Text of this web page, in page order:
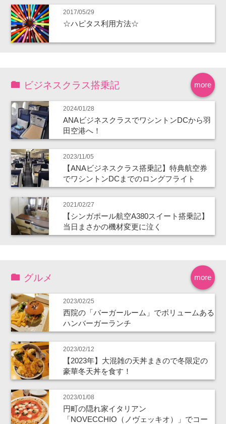
2017/05/29
☆ハピタス利用方法☆
more
ビジネスクラス搭乗記
2024/01/28
ANAビジネスクラスでワシントンDCから羽
田空港へ！
2023/11/05
【ANAビジネスクラス搭乗記】特典航空券
でワシントンDCまでのロングフライト
2021/02/27
【シンガポール航空A380スイート搭乗記】
当日まさかの機材変更に泣く
more
グルメ
2023/02/25
西院の「バーガールーム」でボリュームある
ハンバーガーランチ
2023/02/12
【2023年】大混雑の天丼まきので冬限定の
豪華冬天丼を食す！
2023/01/08
円町の隠れ家イタリアン
「NOVECCHIO（ノヴェッキオ）」でコー